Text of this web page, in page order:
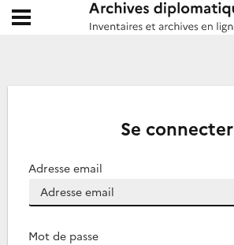
Archives diplomatiques
Ouvrir le menu déroulant
Se connecter
Adresse email
Mot de passe